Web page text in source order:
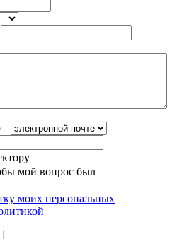
мой вопрос был
моих персональных